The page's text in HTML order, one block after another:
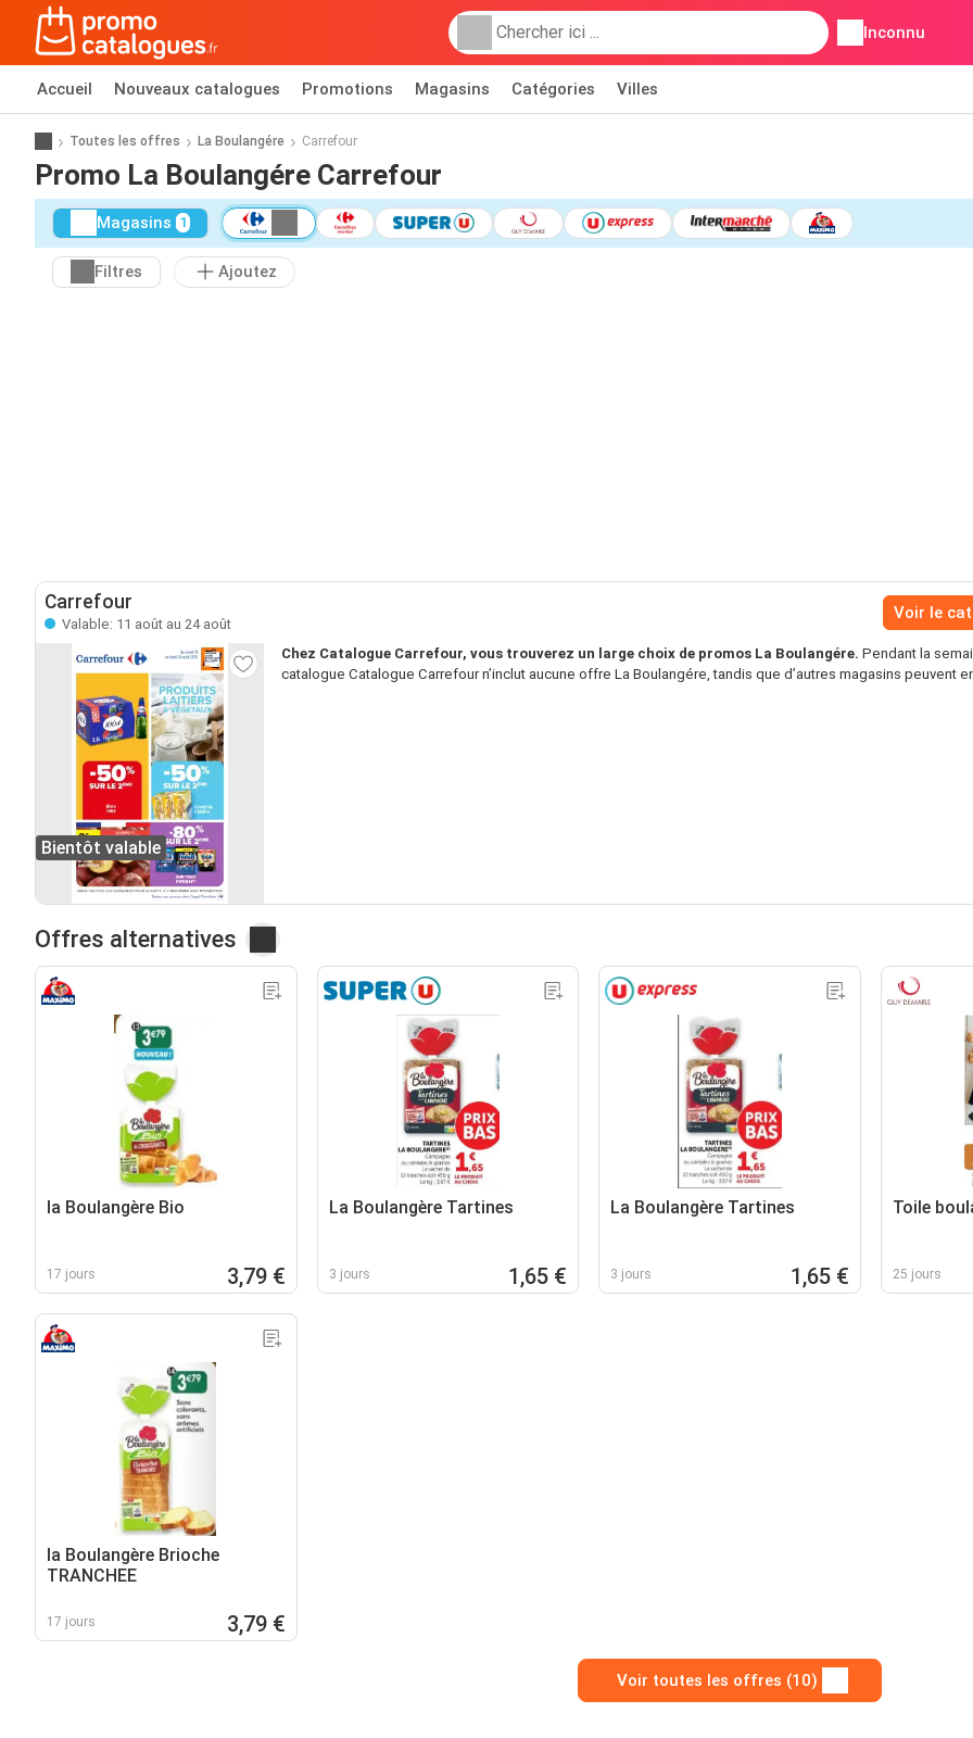
Inconnu
Accueil Nouveaux catalogues Promotions Magasins Catégories Villes
Toutes les offres La Boulangére Carrefour
Promo La Boulangére Carrefour
Magasins 1
Filtres Ajoutez
Carrefour
Valable: 11 août au 24 août
Voir le
Bientôt valable
Chez Catalogue Carrefour, vous trouverez un large choix de promos La Boulangére. Pendant la
catalogue Catalogue Carrefour n’inclut aucune offre La Boulangére, tandis que d’autres magasins peuvent
Offres alternatives
la Boulangère Bio
17 jours 3,79 €
La Boulangère Tartines
3 jours 1,65 €
La Boulangère Tartines
3 jours 1,65 €
Toile
25 jours
la Boulangère Brioche
TRANCHEE
17 jours 3,79 €
Voir toutes les offres (10)